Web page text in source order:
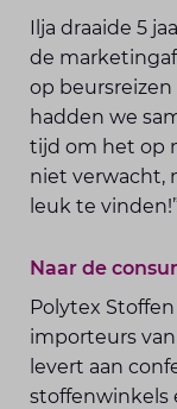
Ilja draaide 5
de
op beursreizen
hadden we
tijd om het op
niet verwacht,
leuk te
Naar de
Polytex
importeurs
levert aan
stoffenwinkels